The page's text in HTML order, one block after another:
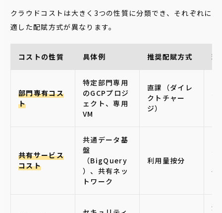
クラウドコストは大きく3つの性質に分類でき、それぞれに
適した配賦方式が異なります。
コストの性質 具体例 推奨配賦方式 理
部門専有コス
ト
特定部門専用
のGCPプロジ
ェクト、専用
VM
直課（ダイレ
クトチャー
ジ）
利
共有サービス
コスト
共通データ基
盤
（BigQuery
）、共有ネッ
トワーク
利用量按分
利
平
全